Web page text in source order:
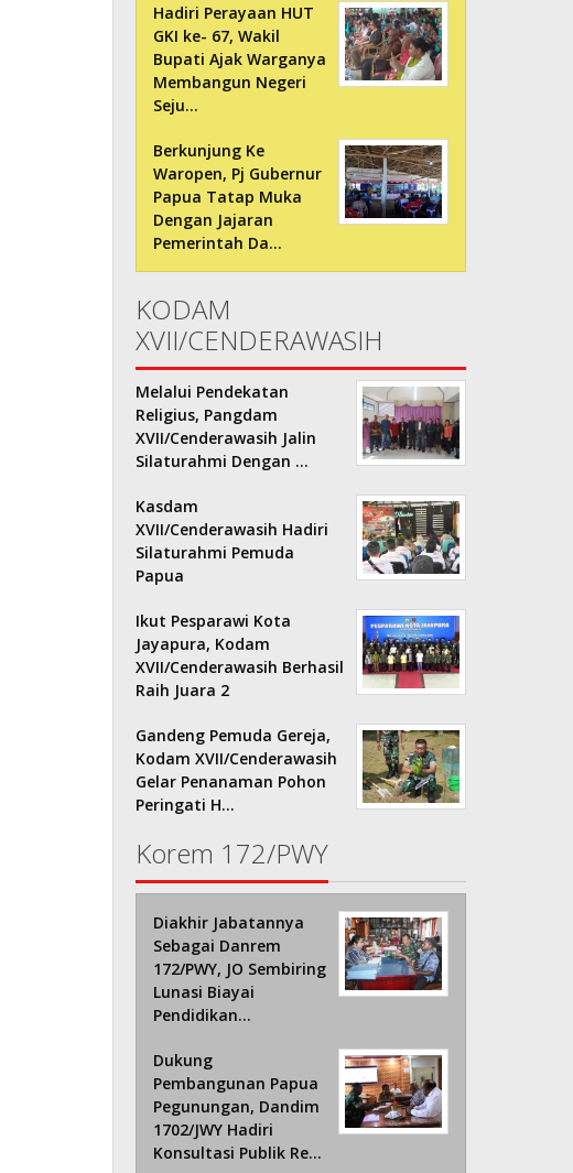
Hadiri Perayaan HUT
GKI ke- 67, Wakil
Bupati Ajak Warganya
Membangun Negeri
Seju…
Berkunjung Ke
Waropen, Pj Gubernur
Papua Tatap Muka
Dengan Jajaran
Pemerintah Da…
KODAM
XVII/CENDERAWASIH
Melalui Pendekatan
Religius, Pangdam
XVII/Cenderawasih Jalin
Silaturahmi Dengan …
Kasdam
XVII/Cenderawasih Hadiri
Silaturahmi Pemuda
Papua
Ikut Pesparawi Kota
Jayapura, Kodam
XVII/Cenderawasih Berhasil
Raih Juara 2
Gandeng Pemuda Gereja,
Kodam XVII/Cenderawasih
Gelar Penanaman Pohon
Peringati H…
Korem 172/PWY
Diakhir Jabatannya
Sebagai Danrem
172/PWY, JO Sembiring
Lunasi Biayai
Pendidikan…
Dukung
Pembangunan Papua
Pegunungan, Dandim
1702/JWY Hadiri
Konsultasi Publik Re…